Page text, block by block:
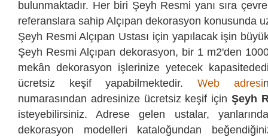
bulunmaktadır. Her biri Şeyh Resmi yanı sıra
referanslara sahip Alçıpan dekorasyon konusunda
Şeyh Resmi Alçıpan Ustası için yapılacak işin
Şeyh Resmi Alçıpan dekorasyon, bir 1 m2'den
mekân dekorasyon işlerinize yetecek
ücretsiz keşif yapabilmektedir. Web adresi
numarasından adresinize ücretsiz keşif için Şeyh
isteyebilirsiniz. Adrese gelen ustalar,
dekorasyon modelleri kataloğundan